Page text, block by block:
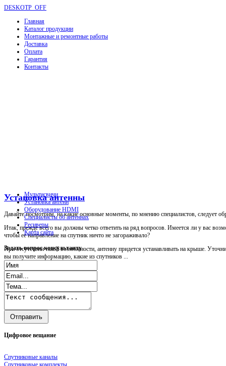
DESKOTP_OFF
Главная
Каталог продукции
Монтажные и ремонтные работы
Доставка
Оплата
Гарантия
Контакты
Установка антенны
Давайте посмотрим, на какие основные моменты, по мнению специалистов, следует
Итак, прежде всего вы должны четко ответить на ряд вопросов. Имеется ли у вас
чтобы ее направление на спутник ничто не загораживало?
При отсутствии такой возможности, антенну придется устанавливать на крыше.
вы получите информацию, какие из спутников ...
Мультисвичи
Установка антенн
Оборудование HDMI
Специалисты об антеннах
Ресиверы
Карта сайта
Задатьвопрос консультанту
Цифровое вещание
Спутниковые каналы
Спутниковые комплекты